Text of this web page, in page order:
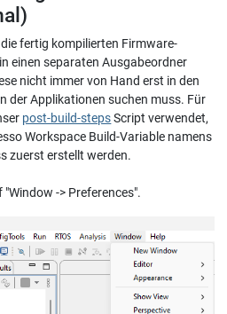
fertig kompilierten Firmware-
einen separaten Ausgabeordner
nicht immer von Hand erst in den
der Applikationen suchen muss. Für
post-build-stepsScript verwendet,
Workspace Build-Variable namens
zuerst erstellt werden.
-> Preferences".